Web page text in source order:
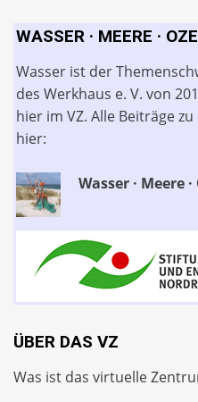
WASSER · MEERE ·
Wasser ist der
des Werkhaus e. V. von
hier im VZ. Alle Beiträge
hier:
Wasser · Meere
ÜBER DAS VZ
Was ist das virtuelle